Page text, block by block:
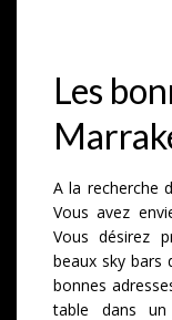
Les
A la recherche
Vous avez
Vous désirez
beaux sky bars
bonnes
table dans